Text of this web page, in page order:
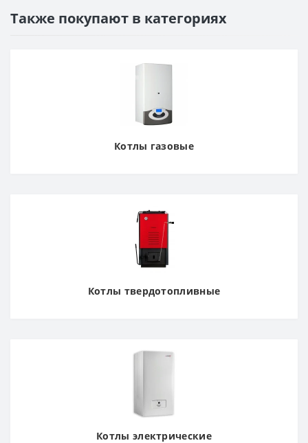
Также покупают в категориях
Котлы газовые
Котлы твердотопливные
Котлы электрические